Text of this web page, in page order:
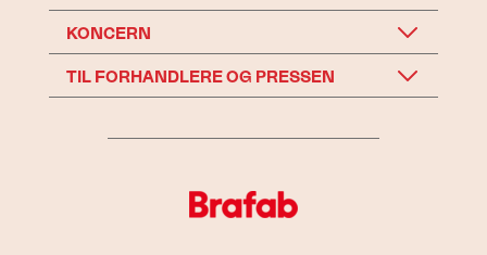
KONCERN
TIL FORHANDLERE OG PRESSEN